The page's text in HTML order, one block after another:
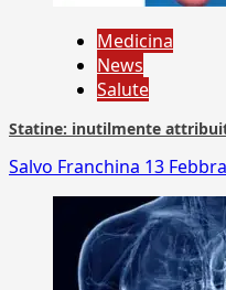
Medicina
News
Salute
Statine: inutilmente
Salvo Franchina 13